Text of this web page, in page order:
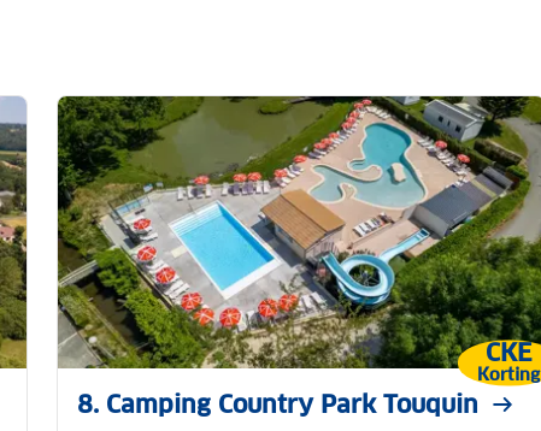
CKE
Korting
8. Camping Country Park Touquin